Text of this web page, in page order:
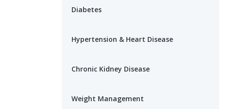
Diabetes
Hypertension & Heart Disease
Chronic Kidney Disease
Weight Management